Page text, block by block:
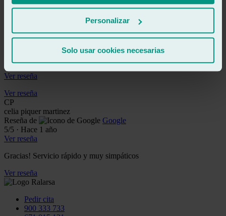
Personalizar
Solo usar cookies necesarias
Ver reseña
RB
5
Ver reseña
Ver reseña
CP
celia piquer martinez
Reseña de
Google
5/5 · Hace 1 año
Ver reseña
Gracias! Servicio rápido y muy simpáticos
Ver reseña
Pedir cita
900 333 733